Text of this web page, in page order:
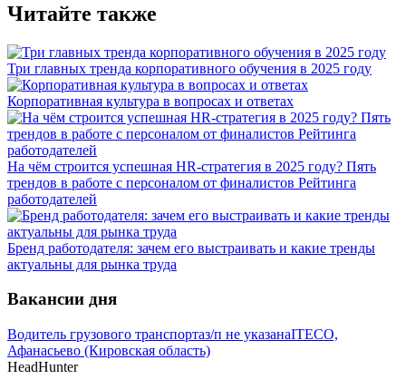
Читайте также
Три главных тренда корпоративного обучения в 2025 году
Корпоративная культура в вопросах и ответах
На чём строится успешная HR-стратегия в 2025 году? Пять
трендов в работе с персоналом от финалистов Рейтинга
работодателей
Бренд работодателя: зачем его выстраивать и какие тренды
актуальны для рынка труда
Вакансии дня
Водитель грузового транспортаз/п не указанаITECO,
Афанасьево (Кировская область)
HeadHunter